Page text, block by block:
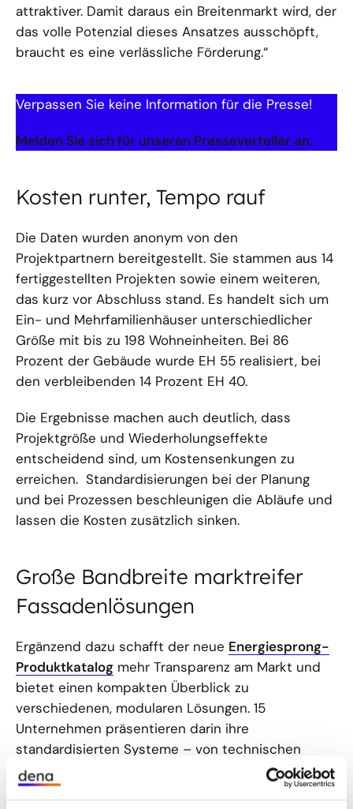
attraktiver. Damit daraus ein Breitenmarkt wird, der
das volle Potenzial dieses Ansatzes ausschöpft,
braucht es eine verlässliche Förderung.“
Verpassen Sie keine Information für die Presse!
Melden Sie sich für unseren Presseverteiler an.
Kosten runter, Tempo rauf
Die Daten wurden anonym von den
Projektpartnern bereitgestellt. Sie stammen aus 14
fertiggestellten Projekten sowie einem weiteren,
das kurz vor Abschluss stand. Es handelt sich um
Ein- und Mehrfamilienhäuser unterschiedlicher
Größe mit bis zu 198 Wohneinheiten. Bei 86
Prozent der Gebäude wurde EH 55 realisiert, bei
den verbleibenden 14 Prozent EH 40.
Die Ergebnisse machen auch deutlich, dass
Projektgröße und Wiederholungseffekte
entscheidend sind, um Kostensenkungen zu
erreichen. Standardisierungen bei der Planung
und bei Prozessen beschleunigen die Abläufe und
lassen die Kosten zusätzlich sinken.
Große Bandbreite marktreifer
Fassadenlösungen
Ergänzend dazu schafft der neue Energiesprong-
Produktkatalog mehr Transparenz am Markt und
bietet einen kompakten Überblick zu
verschiedenen, modularen Lösungen. 15
Unternehmen präsentieren darin ihre
standardisierten Systeme – von technischen
Parametern wie U-Wert über Materialaufbau und
Dicke bis hin zu Installationsbedingungen und